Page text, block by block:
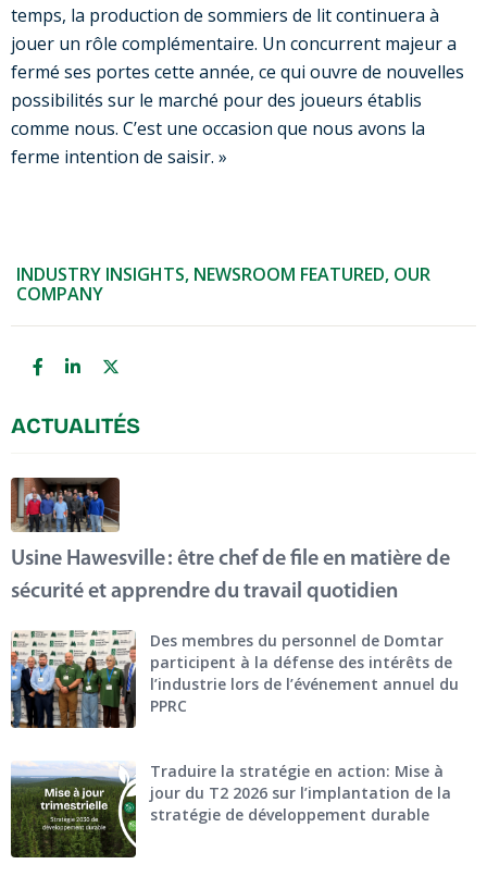
temps, la production de sommiers de lit continuera à
jouer un rôle complémentaire. Un concurrent majeur a
fermé ses portes cette année, ce qui ouvre de nouvelles
possibilités sur le marché pour des joueurs établis
comme nous. C’est une occasion que nous avons la
ferme intention de saisir. »
INDUSTRY INSIGHTS, NEWSROOM FEATURED, OUR
COMPANY
ACTUALITÉS
Usine Hawesville : être chef de file en matière de
sécurité et apprendre du travail quotidien
Des membres du personnel de Domtar
participent à la défense des intérêts de
l’industrie lors de l’événement annuel du
PPRC
Traduire la stratégie en action: Mise à
jour du T2 2026 sur l’implantation de la
stratégie de développement durable